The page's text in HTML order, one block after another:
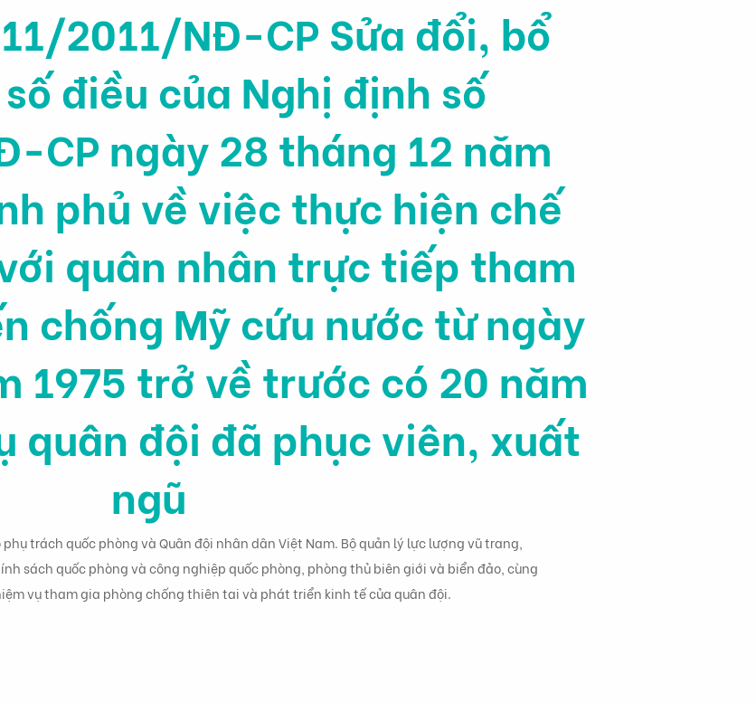
2011/NĐ-CP Sửa đổi, bổ
điều của Nghị định số
CP ngày 28 tháng 12 năm
phủ về việc thực hiện chế
quân nhân trực tiếp tham
chống Mỹ cứu nước từ ngày
1975 trở về trước có 20 năm
quân đội đã phục viên, xuất
ngũ
phụ trách quốc phòng và Quân đội nhân dân Việt Nam. Bộ quản lý lực lượng vũ trang,
sách quốc phòng và công nghiệp quốc phòng, phòng thủ biên giới và biển đảo, cùng
vụ tham gia phòng chống thiên tai và phát triển kinh tế của quân đội.